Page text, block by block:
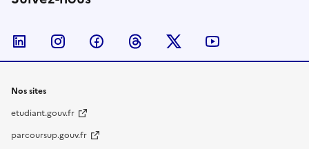
Nous suivre sur LinkedIn
Nous suivre sur Instagram
Nous suivre sur Facebook
Nous suivre sur Threads
Nous suivre sur Twitter
Nos sites
etudiant.gouv.fr
parcoursup.gouv.fr